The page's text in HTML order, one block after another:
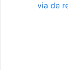
via de